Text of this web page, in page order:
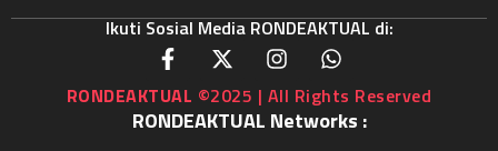
Ikuti Sosial Media RONDEAKTUAL di:
RONDEAKTUAL ©2025 | All Rights Reserved
RONDEAKTUAL Networks :